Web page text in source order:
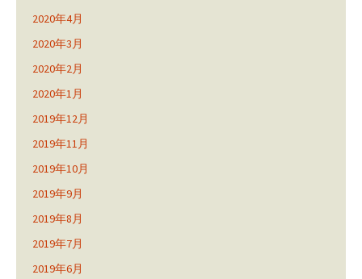
2020年4月
2020年3月
2020年2月
2020年1月
2019年12月
2019年11月
2019年10月
2019年9月
2019年8月
2019年7月
2019年6月